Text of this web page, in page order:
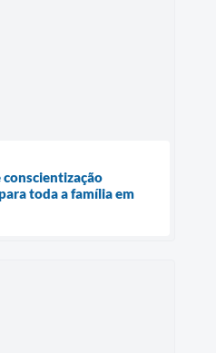
toda a família em